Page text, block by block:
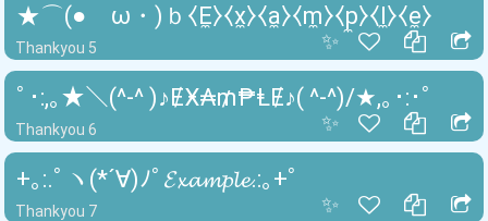
✨
Thankyou 5
★⌒(●ゝω・)ｂ⧼E̼⧽⧼x̼⧽⧼a̼⧽⧼m̼⧽⧼p̼⧽⧼l̼⧽⧼e̼⧽
✨
Thankyou 6
ﾟ･:,｡★＼(^-^ )♪ɆӾ₳₥₱ⱠɆ♪( ^-^)/★,｡･:･ﾟ
✨
Thankyou 7
+｡:.ﾟヽ(*´∀)ﾉﾟ𝓔𝔁𝓪𝓶𝓹𝓵𝓮.:｡+ﾟ